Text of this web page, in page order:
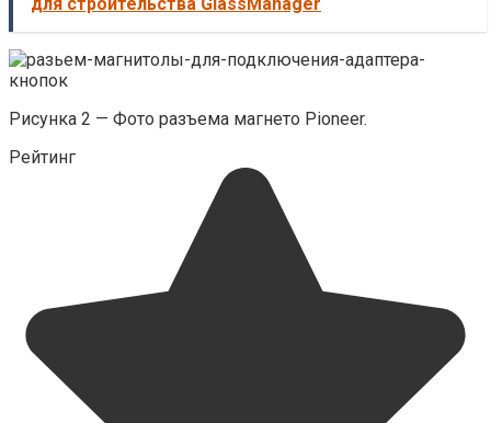
Рисунка 2 — Фото разъема магнето Pioneer.
Рейтинг